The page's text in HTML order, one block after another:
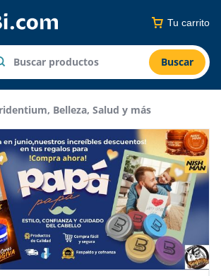
Tu carrito
Buscar
Belleza, Salud y más